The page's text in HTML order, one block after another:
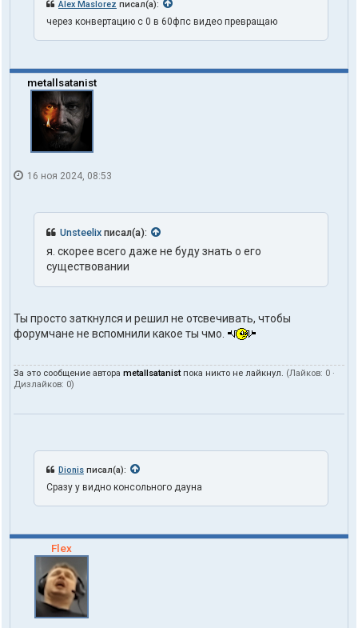
Alex Maslorez писал(а):
через конвертацию с 0 в 60фпс видео превращаю
metallsatanist
16 ноя 2024, 08:53
Unsteelix писал(а):
я. скорее всего даже не буду знать о его
существовании
Ты просто заткнулся и решил не отсвечивать, чтобы
форумчане не вспомнили какое ты чмо.
За это сообщение автора metallsatanistпока никто не лайкнул. (Лайков: 0 ·
Дизлайков: 0)
Dionis писал(а):
Сразу у видно консольного дауна
Flex